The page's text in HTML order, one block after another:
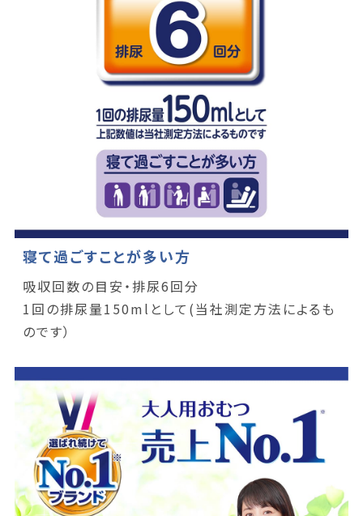
寝て過ごすことが多い方
吸収回数の目安・排尿6回分
1回の排尿量150mlとして(当社測定方法によるも
のです）